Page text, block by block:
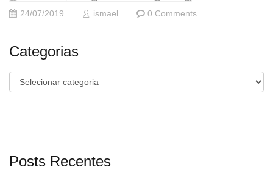
24/07/2019 ismael 0 Comments
Categorias
Categorias
Posts Recentes